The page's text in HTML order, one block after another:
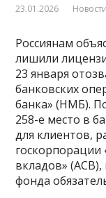
23.01.2026 Новости
Россиянам
лишили
23 января
банковских
банка» (НМБ).
258-е место в
для клиентов,
госкорпорации
вкладов» (АСВ),
фонда